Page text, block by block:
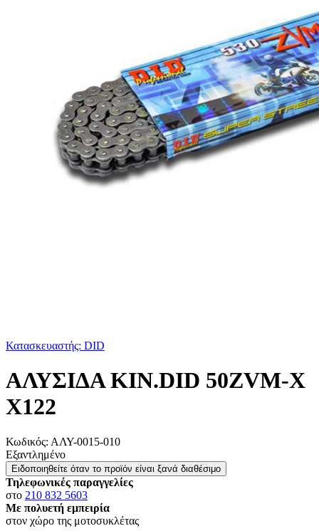
Κατασκευαστής: DID
ΑΛΥΣΙΔΑ ΚΙΝ.DID 50ZVM-Χ
X122
Κωδικός: ΑΛΥ-0015-010
Εξαντλημένο
Ειδοποιηθείτε όταν το προϊόν είναι ξανά διαθέσιμο
Τηλεφωνικές παραγγελίες
στο 210 832 5603
Με πολυετή εμπειρία
στον χώρο της μοτοσυκλέτας